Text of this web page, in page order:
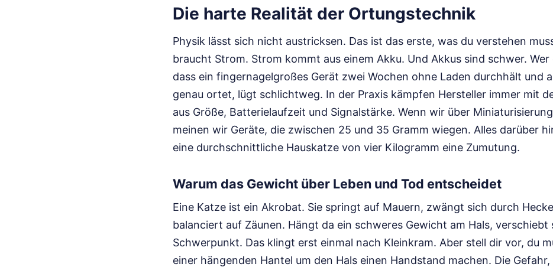
Die harte Realität der Ortungstechnik
Physik lässt sich nicht austricksen. Das ist das erste, was du verstehen
braucht Strom. Strom kommt aus einem Akku. Und Akkus sind schwer.
dass ein fingernagelgroßes Gerät zwei Wochen ohne Laden durchhält und
genau ortet, lügt schlichtweg. In der Praxis kämpfen Hersteller immer mit
aus Größe, Batterielaufzeit und Signalstärke. Wenn wir über
meinen wir Geräte, die zwischen 25 und 35 Gramm wiegen. Alles darüber
eine durchschnittliche Hauskatze von vier Kilogramm eine Zumutung.
Warum das Gewicht über Leben und Tod entscheidet
Eine Katze ist ein Akrobat. Sie springt auf Mauern, zwängt sich durch
balanciert auf Zäunen. Hängt da ein schweres Gewicht am Hals, verschiebt
Schwerpunkt. Das klingt erst einmal nach Kleinkram. Aber stell dir vor, du
einer hängenden Hantel um den Hals einen Handstand machen. Die Gefahr,